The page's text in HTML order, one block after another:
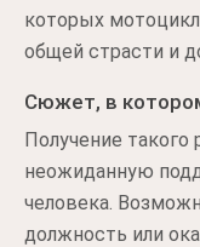
которых
общей страсти и
Сюжет, в
Получение
неожиданную
человека.
должность или